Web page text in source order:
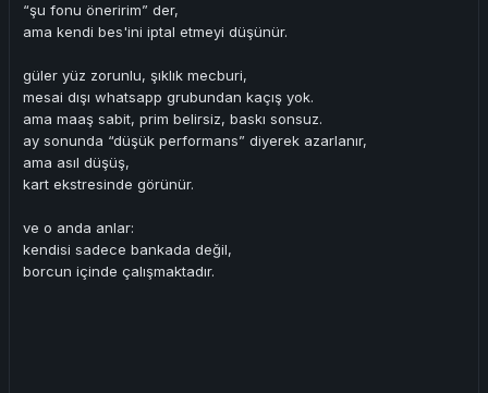
“şu fonu öneririm” der,
ama kendi bes'ini iptal etmeyi düşünür.
güler yüz zorunlu, şıklık mecburi,
mesai dışı whatsapp grubundan kaçış yok.
ama maaş sabit, prim belirsiz, baskı sonsuz.
ay sonunda “düşük performans” diyerek azarlanır,
ama asıl düşüş,
kart ekstresinde görünür.
ve o anda anlar:
kendisi sadece bankada değil,
borcun içinde çalışmaktadır.